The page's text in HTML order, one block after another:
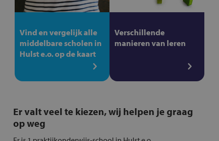
Vind en vergelijk alle
middelbare scholen in
Hulst e.o. op de kaart
Verschillende
manieren van leren
Er valt veel te kiezen, wij helpen je graag
op weg